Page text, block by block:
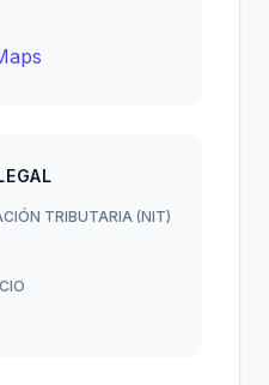
TRIBUTARIA (NIT)